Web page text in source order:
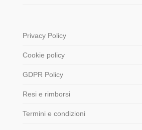
Privacy Policy
Cookie policy
GDPR Policy
Resi e rimborsi
Termini e condizioni